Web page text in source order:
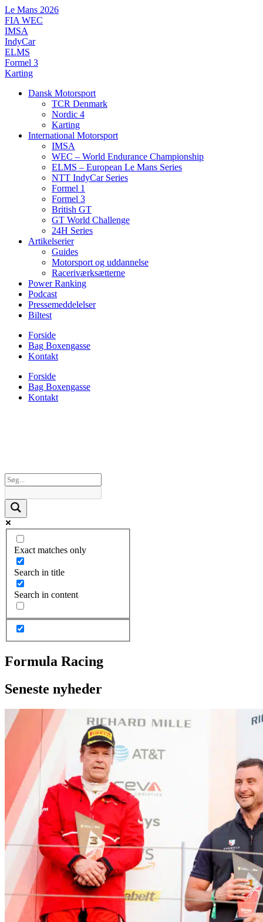
Videre
til
indhold
Le Mans 2026
FIA WEC
IMSA
IndyCar
ELMS
Formel 3
Karting
Dansk Motorsport
TCR Denmark
Nordic 4
Karting
International Motorsport
IMSA
WEC – World Endurance Championship
ELMS – European Le Mans Series
NTT IndyCar Series
Formel 1
Formel 3
British GT
GT World Challenge
24H Series
Artikelserier
Guides
Motorsport og uddannelse
Raceriværksætterne
Power Ranking
Podcast
Pressemeddelelser
Biltest
Forside
Bag Boxengasse
Kontakt
Forside
Bag Boxengasse
Kontakt
Exact matches only
Search in title
Search in content
Formula Racing
Seneste nyheder